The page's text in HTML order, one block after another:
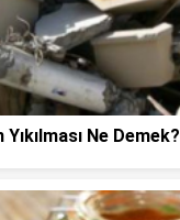
Ne Demek?